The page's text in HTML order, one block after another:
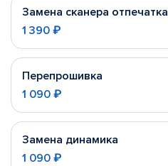
Замена сканера отпечатка
1 390 ₽
Перепрошивка
1 090 ₽
Замена динамика
1 090 ₽